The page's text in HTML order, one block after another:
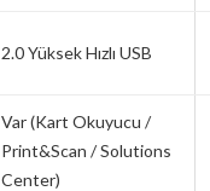
2.0 Yüksek Hızlı USB
Var (Kart Okuyucu /
Print&Scan / Solutions
Center)